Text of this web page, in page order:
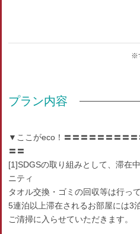
※
プラン内容
▼ここがeco！〓〓〓〓〓〓〓〓
〓〓
[1]SDGSの取り組みとして、滞在
ニティ
タオル交換・ゴミの回収等は行っ
5連泊以上滞在されるお部屋には3
ご清掃に入らせていただきます。